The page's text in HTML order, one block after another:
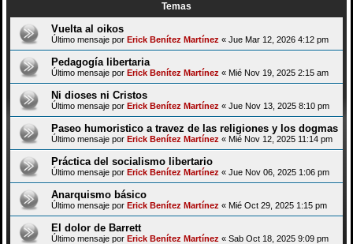
Temas
Vuelta al oikos
Último mensaje por Erick Benítez Martínez « Jue Mar 12, 2026 4:12 pm
Pedagogía libertaria
Último mensaje por Erick Benítez Martínez « Mié Nov 19, 2025 2:15 am
Ni dioses ni Cristos
Último mensaje por Erick Benítez Martínez « Jue Nov 13, 2025 8:10 pm
Paseo humoristico a travez de las religiones y los dogmas
Último mensaje por Erick Benítez Martínez « Mié Nov 12, 2025 11:14 pm
Práctica del socialismo libertario
Último mensaje por Erick Benítez Martínez « Jue Nov 06, 2025 1:06 pm
Anarquismo básico
Último mensaje por Erick Benítez Martínez « Mié Oct 29, 2025 1:15 pm
El dolor de Barrett
Último mensaje por Erick Benítez Martínez « Sab Oct 18, 2025 9:09 pm